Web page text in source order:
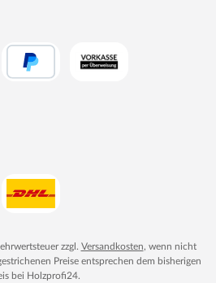
zzgl. Versandkosten, wenn nicht
Preise entsprechen dem bisherigen
bei Holzprofi24.